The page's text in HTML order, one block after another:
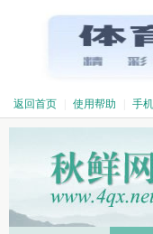
返回首页 使用帮助 手